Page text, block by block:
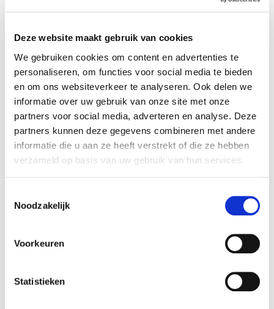
Deze website maakt gebruik van cookies
We gebruiken cookies om content en advertenties te
personaliseren, om functies voor social media te bieden
en om ons websiteverkeer te analyseren. Ook delen we
informatie over uw gebruik van onze site met onze
partners voor social media, adverteren en analyse. Deze
partners kunnen deze gegevens combineren met andere
informatie die u aan ze heeft verstrekt of die ze hebben
verzameld op basis van uw gebruik van hun services.
Noodzakelijk
Voorkeuren
Statistieken
Ben jij op zoek naar een onvergetelijk kinderfeestje?
Duik dan in een spannend onderwateravontuur met
ons duikfeestje! Samen met je vriendjes en
vriendinnetjes beleef je hoe het is om écht te duiken,
net als een echte duiker!
Na een korte uitleg over duiken en de duikuitrusting,
trekken we onze spullen aan en gaan we samen met
een ervaren instructeur het water in. Onder
begeleiding leren jullie hoe je onder water kunt
Spannend en veilig duikavontuur onder
Ontdek hoe het is om te ademen onder water;
Voor ieder kind een persoonlijk certificaat van